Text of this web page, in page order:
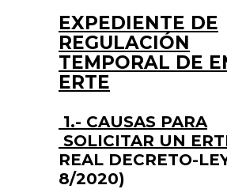
EXPEDIENTE DE
REGULACIÓN
TEMPORAL DE
ERTE
1.- CAUSAS PARA
SOLICITAR UN
REAL DECRETO-
8/2020)